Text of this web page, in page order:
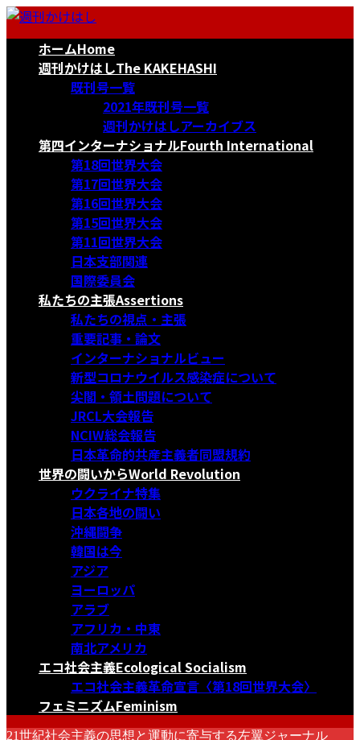
コ
ナ
ホームHome
週刊かけはしThe KAKEHASHI
既刊号一覧
2021年既刊号一覧
週刊かけはしアーカイブス
第四インターナショナルFourth International
第18回世界大会
第17回世界大会
第16回世界大会
第15回世界大会
第11回世界大会
日本支部関連
国際委員会
私たちの主張Assertions
私たちの視点・主張
重要記事・論文
インターナショナルビュー
新型コロナウイルス感染症について
尖閣・領土問題について
JRCL大会報告
NCIW総会報告
日本革命的共産主義者同盟規約
世界の闘いからWorld Revolution
ウクライナ特集
日本各地の闘い
沖縄闘争
韓国は今
アジア
ヨーロッパ
アラブ
アフリカ・中東
南北アメリカ
エコ社会主義Ecological Socialism
エコ社会主義革命宣言〈第18回世界大会〉
フェミニズムFeminism
21世紀社会主義の思想と運動に寄与する左翼ジャーナル